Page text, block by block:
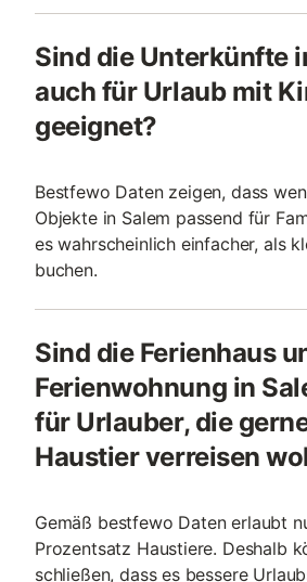
Sind die Unterkünfte
auch für Urlaub mit
geeignet?
Bestfewo Daten zeigen, dass
Objekte in Salem passend für
es wahrscheinlich einfacher, als
buchen.
Sind die Ferienhaus
Ferienwohnung in
für Urlauber, die
Haustier verreisen
Gemäß bestfewo Daten erlaubt
Prozentsatz Haustiere. Deshalb
schließen, dass es bessere